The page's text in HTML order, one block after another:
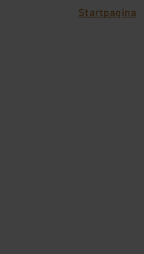
Startpagina